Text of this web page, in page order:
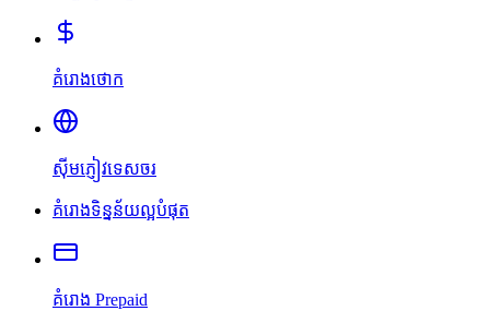
គំរោងថោក
ស៊ីមភ្ញៀវទេសចរ
គំរោងទិន្នន័យល្អបំផុត
គំរោង Prepaid